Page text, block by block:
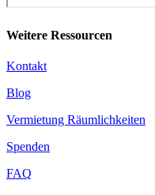
Weitere Ressourcen
Kontakt
Blog
Vermietung Räumlichkeiten
Spenden
FAQ